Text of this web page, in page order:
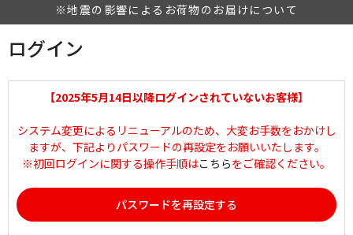
※地震の影響によるお荷物のお届けについて
ログイン
【2025年5月14日以降ログインされていないお客様】
システム変更によるリニューアルのため、大変お手数をおかけし
ますが、下記よりパスワードの再設定をお願いいたします。
※初回ログインに関する操作手順はこちらをご確認ください。
パスワードを再設定する